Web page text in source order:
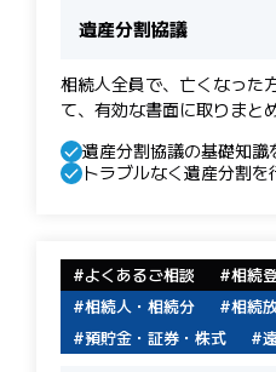
遺産分割協議
相続人全員で、亡くなった
て、有効な書面に取りまと
遺産分割協議の基礎知識
トラブルなく遺産分割を
よくあるご相談
相続
相続人・相続分
相続
預貯金・証券・株式